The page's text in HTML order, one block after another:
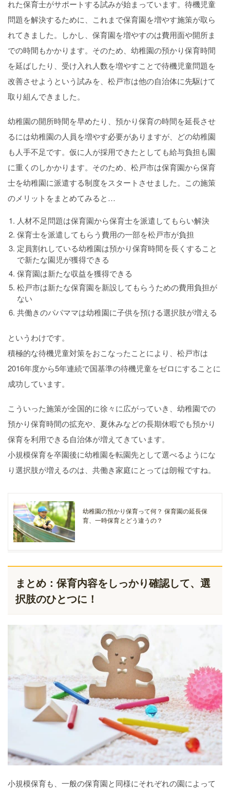
れた保育士がサポートする試みが始まっています。待機児童
問題を解決するために、これまで保育園を増やす施策が取ら
れてきました。しかし、保育園を増やすのは費用面や開所ま
での時間もかかります。そのため、幼稚園の預かり保育時間
を延ばしたり、受け入れ人数を増やすことで待機児童問題を
改善させようという試みを、松戸市は他の自治体に先駆けて
取り組んできました。
幼稚園の開所時間を早めたり、預かり保育の時間を延長させ
るには幼稚園の人員を増やす必要がありますが、どの幼稚園
も人手不足です。仮に人が採用できたとしても給与負担も園
に重くのしかかります。そのため、松戸市は保育園から保育
士を幼稚園に派遣する制度をスタートさせました。この施策
のメリットをまとめてみると…
人材不足問題は保育園から保育士を派遣してもらい解決
保育士を派遣してもらう費用の一部を松戸市が負担
定員割れしている幼稚園は預かり保育時間を長くすること
で新たな園児が獲得できる
保育園は新たな収益を獲得できる
松戸市は新たな保育園を新設してもらうための費用負担が
ない
共働きのパパママは幼稚園に子供を預ける選択肢が増える
というわけです。
積極的な待機児童対策をおこなったことにより、松戸市は
2016年度から5年連続で国基準の待機児童をゼロにすることに
成功しています。
こういった施策が全国的に徐々に広がっていき、幼稚園での
預かり保育時間の拡充や、夏休みなどの長期休暇でも預かり
保育を利用できる自治体が増えてきています。
小規模保育を卒園後に幼稚園を転園先として選べるようにな
り選択肢が増えるのは、共働き家庭にとっては朗報ですね。
幼稚園の預かり保育って何？ 保育園の延長保
育、一時保育とどう違うの？
まとめ：保育内容をしっかり確認して、選
択肢のひとつに！
小規模保育も、一般の保育園と同様にそれぞれの園によって